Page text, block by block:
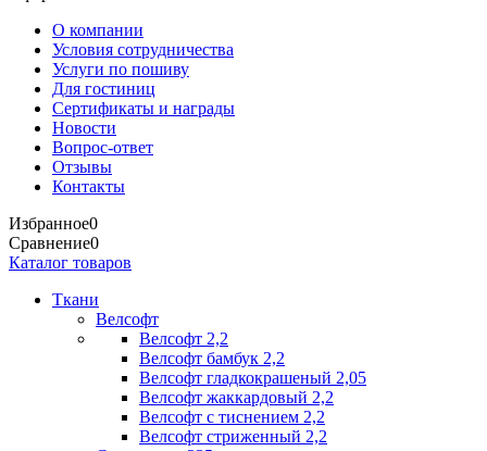
О компании
Условия сотрудничества
Услуги по пошиву
Для гостиниц
Сертификаты и награды
Новости
Вопрос-ответ
Отзывы
Контакты
Избранное0
Сравнение0
Каталог товаров
Ткани
Велсофт
Велсофт 2,2
Велсофт бамбук 2,2
Велсофт гладкокрашеный 2,05
Велсофт жаккардовый 2,2
Велсофт с тиснением 2,2
Велсофт стриженный 2,2